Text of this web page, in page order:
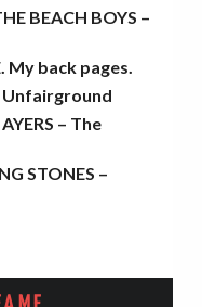
2025
2025
BEACH BOYS –
My back pages.
Unfairground
– The
STONES –